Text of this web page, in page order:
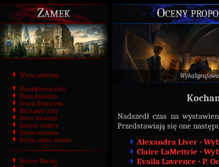
Zamek
Wrota wejściowe
Harmonogram roku
Nasza Akademia
Oferta Edukacyjna
Regulamin czatu
Statut Akademii
Szkolne dekrety
System oceniania
System pisania newsów
Szkolny Discord
Oceny
Nadszedł czas na
Przedstawiają się one
Alexandra Liver -
Claire LaMettrie -
Evaila Lavrence - P.